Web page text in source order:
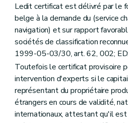
Ledit certificat est délivré par le
belge à la demande du (service
navigation) et sur rapport
sociétés de classification
1999-05-03/30, art. 62, 002;
Toutefois le certificat provisoire
intervention d'experts si le
représentant du propriétaire
étrangers en cours de validité,
internationaux, attestant qu'il